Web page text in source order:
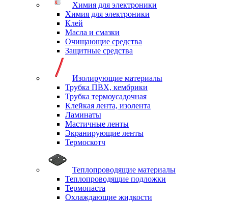
Химия для электроники
Химия для электроники
Клей
Масла и смазки
Очищающие средства
Защитные средства
Изолирующие материалы
Трубка ПВХ, кембрики
Трубка термоусадочная
Клейкая лента, изолента
Ламинаты
Мастичные ленты
Экранирующие ленты
Термоскотч
Теплопроводящие материалы
Теплопроводящие подложки
Термопаста
Охлаждающие жидкости